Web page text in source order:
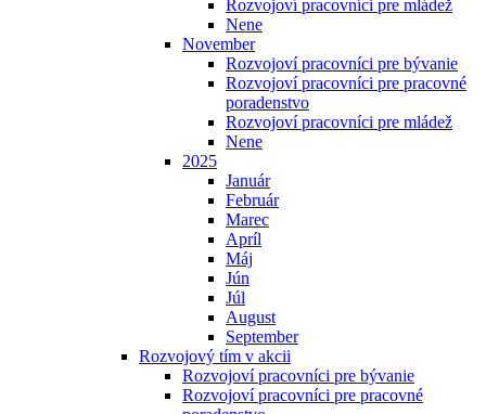
Rozvojoví pracovníci pre mládež
Nene
November
Rozvojoví pracovníci pre bývanie
Rozvojoví pracovníci pre pracovné
poradenstvo
Rozvojoví pracovníci pre mládež
Nene
2025
Január
Február
Marec
Apríl
Máj
Jún
Júl
August
September
Rozvojový tím v akcii
Rozvojoví pracovníci pre bývanie
Rozvojoví pracovníci pre pracovné